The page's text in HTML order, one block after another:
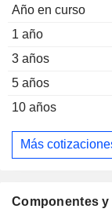
Año en curso
1 año
3 años
5 años
10 años
Más
Componentes